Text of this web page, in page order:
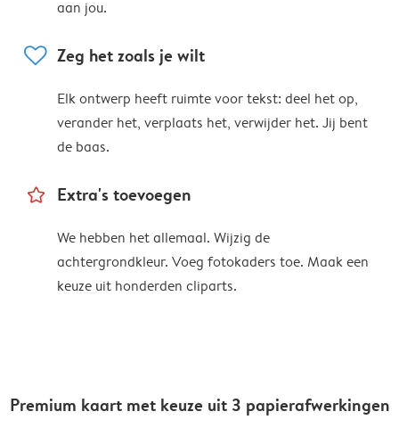
aan jou.
heart Zeg het zoals je wilt
Elk ontwerp heeft ruimte voor tekst: deel het op,
verander het, verplaats het, verwijder het. Jij bent
de baas.
star_outline Extra's toevoegen
We hebben het allemaal. Wijzig de
achtergrondkleur. Voeg fotokaders toe. Maak een
keuze uit honderden cliparts.
Premium kaart met keuze uit 3 papierafwerkingen